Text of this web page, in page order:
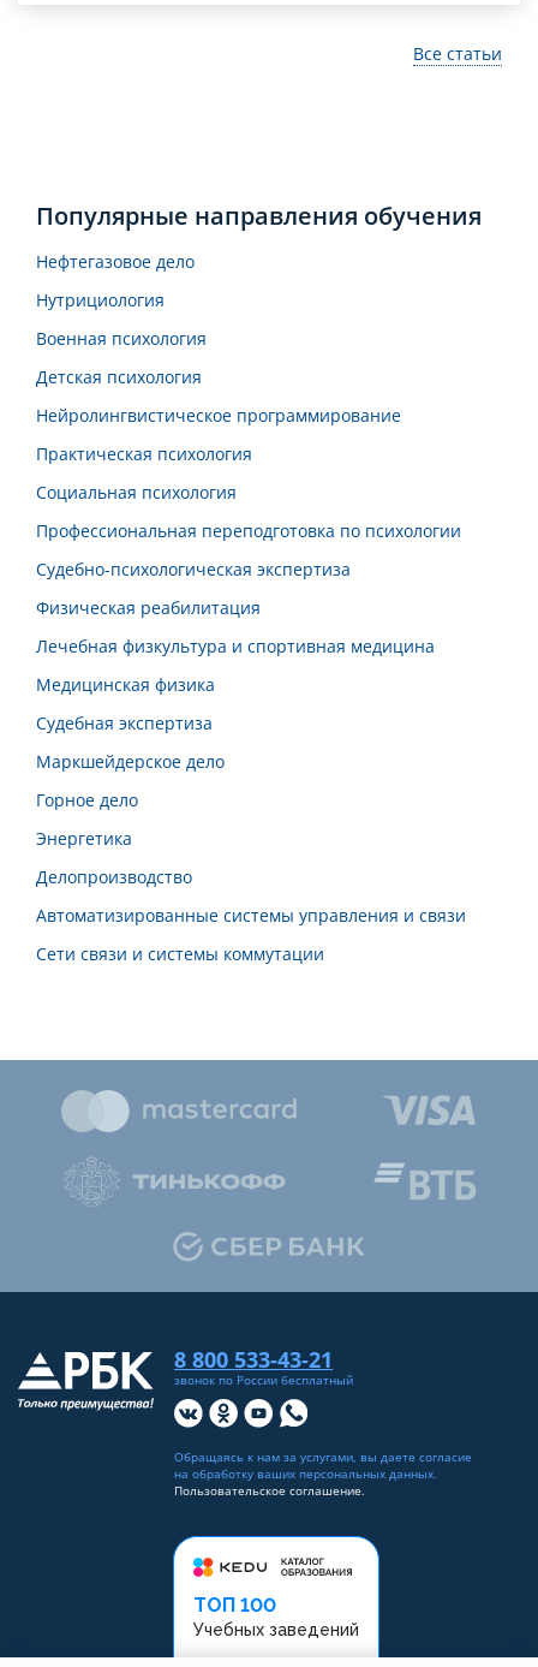
Все статьи
Популярные направления обучения
Нефтегазовое дело
Нутрициология
Военная психология
Детская психология
Нейролингвистическое программирование
Практическая психология
Социальная психология
Профессиональная переподготовка по психологии
Судебно-психологическая экспертиза
Физическая реабилитация
Лечебная физкультура и спортивная медицина
Медицинская физика
Судебная экспертиза
Маркшейдерское дело
Горное дело
Энергетика
Делопроизводство
Автоматизированные системы управления и связи
Сети связи и системы коммутации
ТОП 100
Учебных заведений
8 800 533-43-21
звонок по России бесплатный
Обращаясь к нам за услугами, вы даете согласие
на обработку ваших персональных данных.
Пользовательское соглашение.